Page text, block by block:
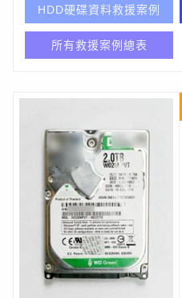
HDD硬碟資料救援案例
所有救援案例總表